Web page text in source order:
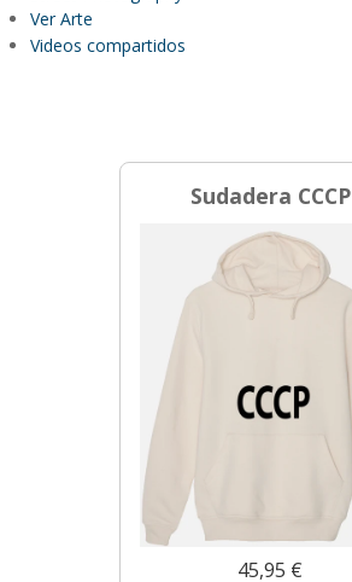
Ver Arte
Videos compartidos
Sudadera CCCP
45,95 €